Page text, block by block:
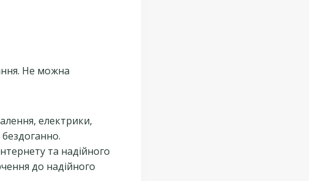
Не можна
електрики,
та надійного
до надійного